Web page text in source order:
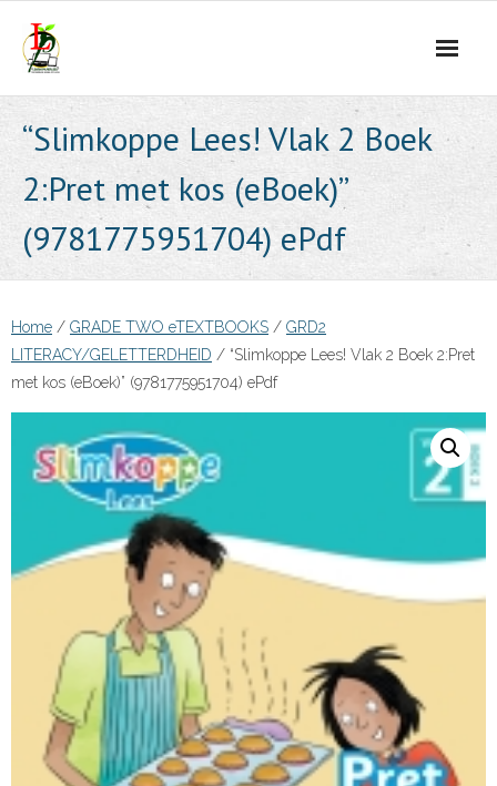
content
“Slimkoppe Lees! Vlak 2 Boek
2:Pret met kos (eBoek)”
(9781775951704) ePdf
Home / GRADE TWO eTEXTBOOKS / GRD2
LITERACY/GELETTERDHEID / “Slimkoppe Lees! Vlak 2 Boek 2:Pret
met kos (eBoek)” (9781775951704) ePdf